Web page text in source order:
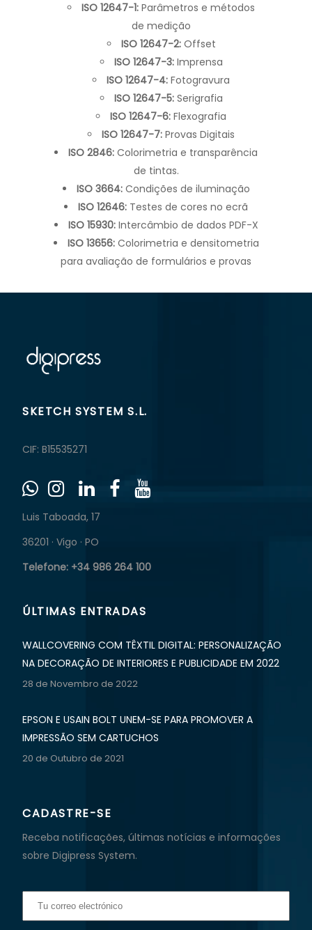
ISO 12647-1: Parâmetros e métodos
de medição
ISO 12647-2:Offset
ISO 12647-3:Imprensa
ISO 12647-4: Fotogravura
ISO 12647-5:Serigrafia
ISO 12647-6: Flexografia
ISO 12647-7: Provas Digitais
ISO 2846: Colorimetria e transparência
de tintas.
ISO 3664:Condições de iluminação
ISO 12646: Testes de cores no ecrã
ISO 15930:Intercâmbio de dados PDF-X
ISO 13656:Colorimetria e densitometria
para avaliação de formulários e provas
SKETCH SYSTEM S.L.
CIF: B15535271
Luis Taboada, 17
36201 · Vigo · PO
Telefone: +34 986 264 100
ÚLTIMAS ENTRADAS
WALLCOVERING COM TÊXTIL DIGITAL: PERSONALIZAÇÃO
NA DECORAÇÃO DE INTERIORES E PUBLICIDADE EM 2022
28 de Novembro de 2022
EPSON E USAIN BOLT UNEM-SE PARA PROMOVER A
IMPRESSÃO SEM CARTUCHOS
20 de Outubro de 2021
CADASTRE-SE
Receba notificações, últimas notícias e informações
sobre Digipress System.